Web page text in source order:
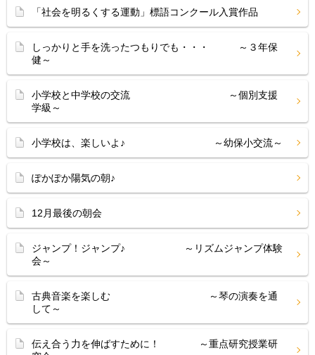
「社会を明るくする運動」標語コンクール入賞作品
しっかりと手を洗ったつもりでも・・・ ～３年保
健～
小学校と中学校の交流 ～個別支援
学級～
小学校は、楽しいよ♪ ～幼保小交流～
ぽかぽか陽気の朝♪
12月最後の朝会
ジャンプ！ジャンプ♪ ～リズムジャンプ体験
会～
古典音楽を楽しむ ～琴の演奏を通
して～
伝え合う力を伸ばすために！ ～重点研究授業研